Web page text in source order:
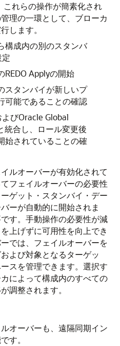
れらの操作が簡素化され
理の一環として、ブローカ
します。
構成内の別のスタンバ
REDO Applyの開始
スタンバイが新しいプ
可能であることの確認
びOracle Global
統合し、ロール変更後
始されていることの確
ルオーバーが有効化されて
フェイルオーバーの必要性
ゲット・スタンバイ・デー
ーが自動的に開始されま
す。手動操作の必要性が減
上げずに可用性を向上でき
では、フェイルオーバーを
よび対象となるターゲッ
スを管理できます。選択す
によって構成内のすべての
調整されます。
オーバーも、遠隔同期イン
す。